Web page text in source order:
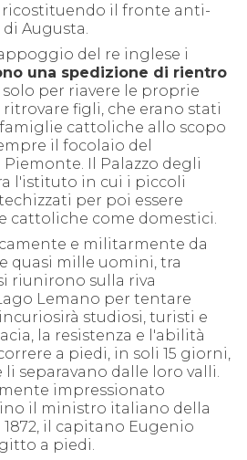
il fronte anti-
Augusta.
del re inglese i
una spedizione di rientro
per riavere le proprie
figli, che erano stati
cattoliche allo scopo
il focolaio del
Il Palazzo degli
l'istituto in cui i piccoli
per poi essere
cattoliche come domestici.
e militarmente da
quasi mille uomini, tra
riunirono sulla riva
Lemano per tentare
studiosi, turisti e
la resistenza e l'abilità
a piedi, in soli 15 giorni,
separavano dalle loro valli.
impressionato
il ministro italiano della
il capitano Eugenio
a piedi.